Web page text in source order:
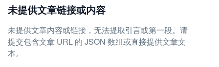
未提供文章链接或内容
未提供文章内容或链接，无法提取引言或第一段。请
提交包含文章 URL 的 JSON 数组或直接提供文章文
本。